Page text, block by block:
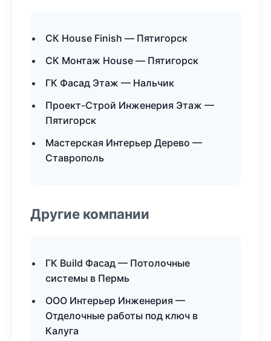
СК House Finish — Пятигорск
СК Монтаж House — Пятигорск
ГК Фасад Этаж — Нальчик
Проект-Строй Инженерия Этаж —
Пятигорск
Мастерская Интерьер Дерево —
Ставрополь
Другие компании
ГК Build Фасад — Потолочные
системы в Пермь
ООО Интерьер Инженерия —
Отделочные работы под ключ в
Калуга